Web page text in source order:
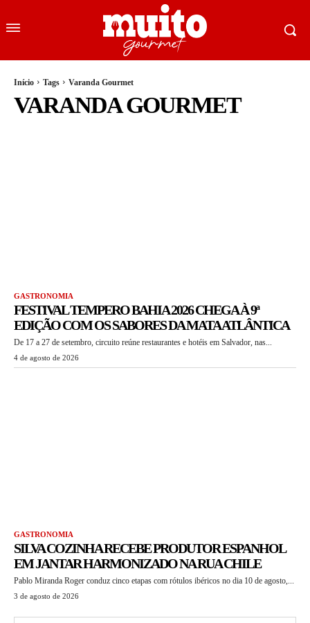
Início Tags Varanda Gourmet
VARANDA GOURMET
GASTRONOMIA
FESTIVAL TEMPERO BAHIA 2026 CHEGA À 9ª
EDIÇÃO COM OS SABORES DA MATA ATLÂNTICA
De 17 a 27 de setembro, circuito reúne restaurantes e hotéis em Salvador, nas...
4 de agosto de 2026
GASTRONOMIA
SILVA COZINHA RECEBE PRODUTOR ESPANHOL
EM JANTAR HARMONIZADO NA RUA CHILE
Pablo Miranda Roger conduz cinco etapas com rótulos ibéricos no dia 10 de agosto,...
3 de agosto de 2026